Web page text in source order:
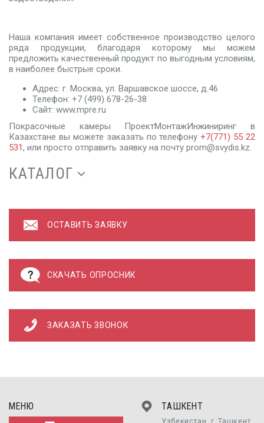
КАТАЛОГ
ОСТАВИТЬ ЗАЯВКУ
СКАЧАТЬ ОПРОСНИК
ЗАКАЗАТЬ ЗВОНОК
Наша компания имеет собственное производство целого
ряда продукции, благодаря которому мы можем
предложить качественный продукт по выгодным условиям,
в наиболее быстрые сроки.
Адрес: г. Москва, ул. Варшавское шоссе, д.46
Телефон: +7 (499) 678-26-38
Сайт: www.mpre.ru
Покрасочные камеры ПроектМонтажИнжиниринг в
Казахстане вы можете заказать по телефону+7(771) 55 22
531, или просто отправить заявку на почту prom@svydis.kz.
МЕНЮ ТАШКЕНТ
Узбекистан, г. Ташкент,